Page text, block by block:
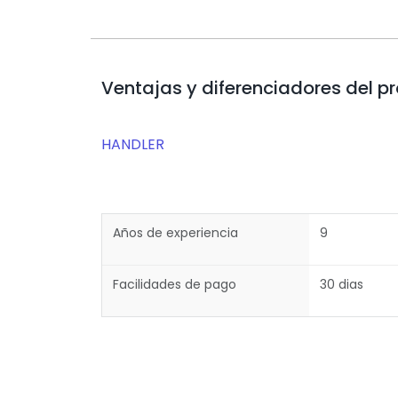
Ventajas y diferenciadores del
HANDLER
Años de experiencia 9
Facilidades de pago 30 dias